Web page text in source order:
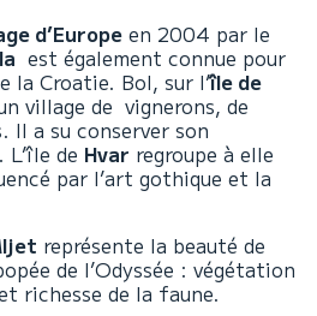
d’Europe en 2004 par le
est également connue pour
la Croatie. Bol, sur l’île de
village de vignerons, de
Il a su conserver son
de Hvar regroupe à elle
par l’art gothique et la
représente la beauté de
de l’Odyssée : végétation
richesse de la faune.